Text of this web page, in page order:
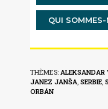
QUI SOMMES-
THÈMES: ALEKSANDAR
JANEZ JANŠA SERBIE
ORBÁN